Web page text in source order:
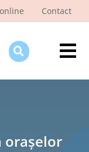
Contact
orașelor